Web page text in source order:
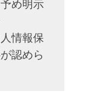
め明示
情報保
認めら